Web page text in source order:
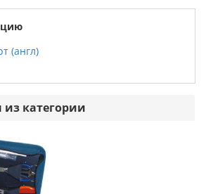
(англ)
категории